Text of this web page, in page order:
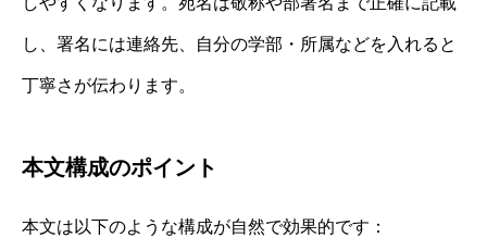
し、署名には連絡先、自分の学部・所属などを入れると
丁寧さが伝わります。
本文構成のポイント
本文は以下のような構成が自然で効果的です：